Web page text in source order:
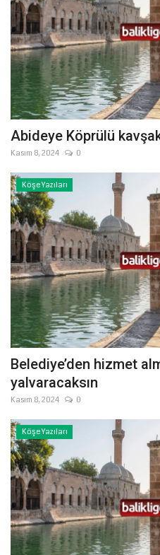
Abideye Köprülü
Kasım 8, 2024 0
Köşe Yazıları
Belediye’den hizmet
yalvaracaksın
Kasım 8, 2024 0
Köşe Yazıları